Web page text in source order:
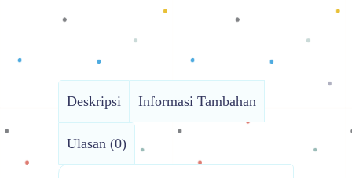
Deskripsi Informasi Tambahan
Ulasan (0)